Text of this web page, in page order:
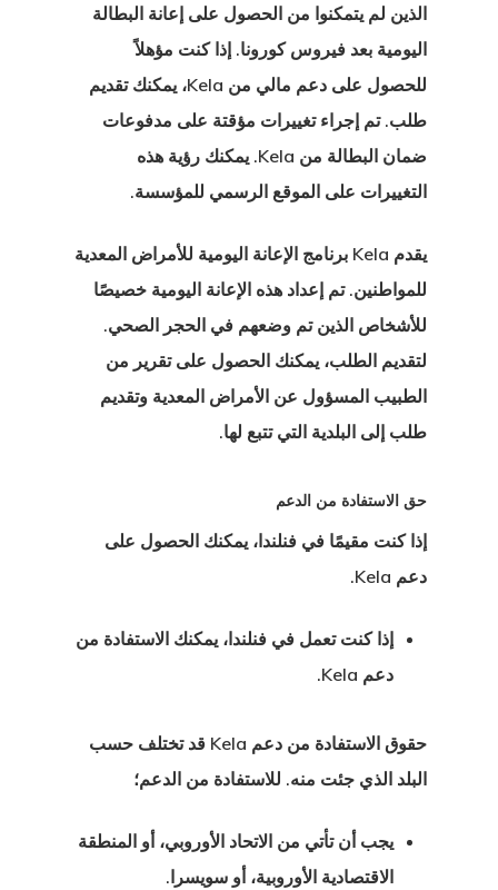
الذين لم يتمكنوا من الحصول على إعانة البطالة
اليومية بعد فيروس كورونا. إذا كنت مؤهلاً
للحصول على دعم مالي من Kela، يمكنك تقديم
طلب. تم إجراء تغييرات مؤقتة على مدفوعات
ضمان البطالة
من Kela. يمكنك رؤية هذه
التغييرات على الموقع الرسمي للمؤسسة.
يقدم Kela برنامج الإعانة اليومية للأمراض المعدية
للمواطنين. تم إعداد هذه الإعانة اليومية خصيصًا
للأشخاص الذين تم وضعهم في الحجر الصحي.
لتقديم الطلب، يمكنك الحصول على تقرير من
الطبيب المسؤول عن الأمراض المعدية وتقديم
طلب إلى البلدية التي تتبع لها.
حق الاستفادة من الدعم
إذا كنت مقيمًا في فنلندا، يمكنك الحصول على
دعم Kela.
إذا كنت تعمل في فنلندا، يمكنك الاستفادة من
دعم Kela.
حقوق الاستفادة من دعم Kela
قد تختلف حسب
البلد الذي جئت منه. للاستفادة من الدعم؛
يجب أن تأتي من الاتحاد الأوروبي، أو المنطقة
الاقتصادية الأوروبية، أو سويسرا.
وتصريح
في الاتحاد
العامة لحماية
الإخبارية
المستثمر
الإستوني
تأشيرة بدء
تأشيرة بدء
في فنلندا
تأشيرة بدء
في لاتفيا
العميل
المملكة
للمبتكرين
الناشئة